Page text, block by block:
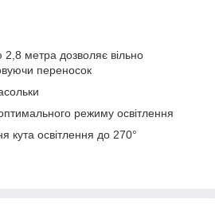
метра дозволяє вільно
переносок
режиму освітлення
кута освітлення до 270°